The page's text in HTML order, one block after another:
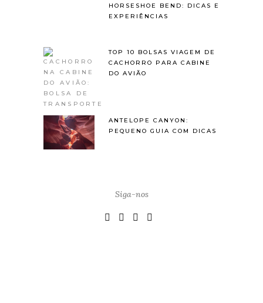
HORSESHOE BEND: DICAS E
EXPERIÊNCIAS
TOP 10 BOLSAS VIAGEM DE
CACHORRO PARA CABINE
DO AVIÃO
ANTELOPE CANYON:
PEQUENO GUIA COM DICAS
Siga-nos